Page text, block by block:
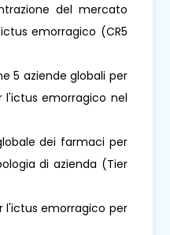
del mercato
emorragico (CR5
5 aziende globali per
emorragico nel
dei farmaci per
di azienda (Tier
l'ictus emorragico per